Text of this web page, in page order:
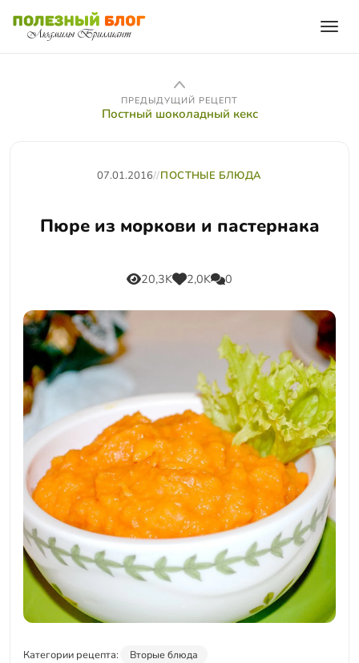
ПРЕДЫДУЩИЙ РЕЦЕПТ
Постный шоколадный кекс
07.01.2016//ПОСТНЫЕ БЛЮДА
Пюре из моркови и пастернака
20,3K 2,0K 0
Категории рецепта: Вторые блюда